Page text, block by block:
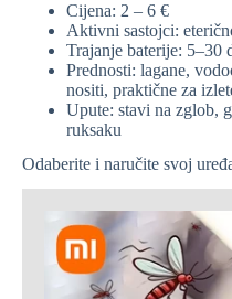
Cijena: 2 – 6 €
Aktivni sastojci:
Trajanje baterije: 5–30
Prednosti: lagane,
nositi, praktične za
Upute: stavi na zglob,
ruksaku
Odaberite i naručite svoj